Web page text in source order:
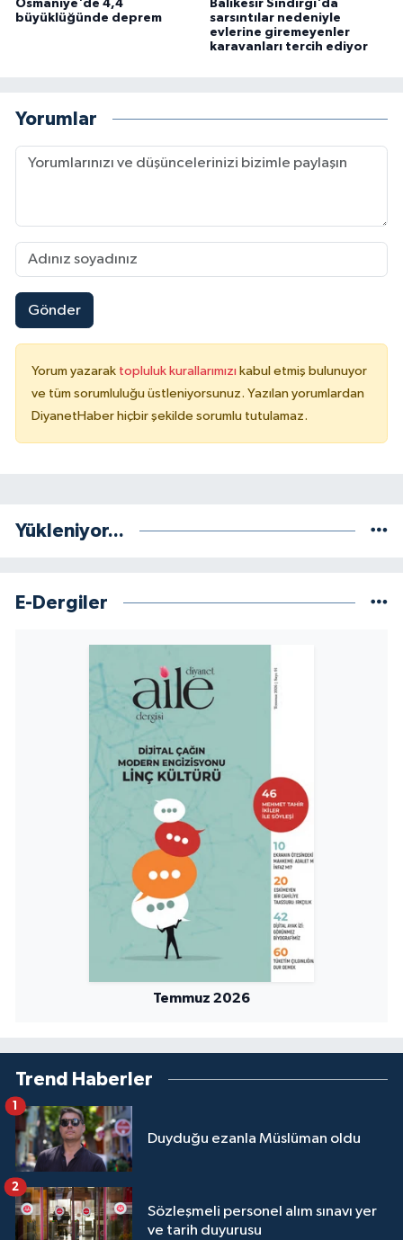
Osmaniye'de 4,4
büyüklüğünde deprem
Balıkesir Sındırgı'da
sarsıntılar nedeniyle
evlerine giremeyenler
karavanları tercih ediyor
Yorumlar
Gönder
Yorum yazarak topluluk kurallarımızı kabul etmiş bulunuyor
ve tüm sorumluluğu üstleniyorsunuz. Yazılan yorumlardan
DiyanetHaber hiçbir şekilde sorumlu tutulamaz.
Yükleniyor...
E-Dergiler
Temmuz 2026
Trend Haberler
Duyduğu ezanla Müslüman oldu
1
Sözleşmeli personel alım sınavı yer
ve tarih duyurusu
2
Malatya Müftülüğü
Manisa Müftülüğü
Mersin Müftülüğü
Muğla Müftülüğü
Nevşehir Müftülüğü
Niğde Müftülüğü
Osmaniye Müftülüğü
Samsun Müftülüğü
Siirt Müftülüğü
Sinop Müftülüğü
Sivas Müftülüğü
Şanlıurfa Müftülüğü
Şırnak Müftülüğü
Tekirdağ Müftülüğü
Tokat Müftülüğü
Tunceli Müftülüğü
Uşak Müftülüğü
Yalova Müftülüğü